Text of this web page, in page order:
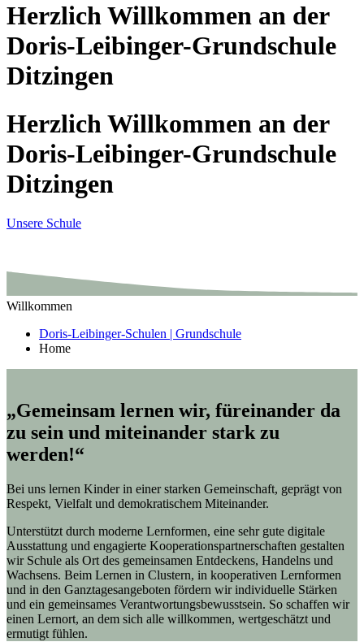
Herzlich Willkommen an der
Doris-Leibinger-Grundschule
Ditzingen
Herzlich Willkommen an der
Doris-Leibinger-Grundschule
Ditzingen
Unsere Schule
Willkommen
Doris-Leibinger-Schulen | Grundschule
Home
„Gemeinsam lernen wir, füreinander da
zu sein und miteinander stark zu
werden!“
Bei uns lernen Kinder in einer starken Gemeinschaft, geprägt von
Respekt, Vielfalt und demokratischem Miteinander.
Unterstützt durch moderne Lernformen, eine sehr gute digitale
Ausstattung und engagierte Kooperationspartnerschaften gestalten
wir Schule als Ort des gemeinsamen Entdeckens, Handelns und
Wachsens. Beim Lernen in Clustern, in kooperativen Lernformen
und in den Ganztagesangeboten fördern wir individuelle Stärken
und ein gemeinsames Verantwortungsbewusstsein. So schaffen wir
einen Lernort, an dem sich alle willkommen, wertgeschätzt und
ermutigt fühlen.